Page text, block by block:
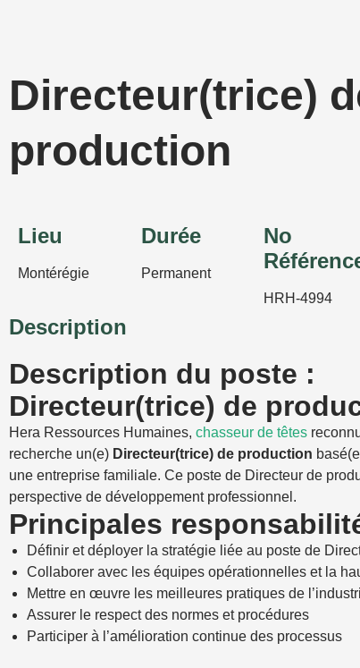
Directeur(trice)
production
Lieu
Montérégie
Durée
Permanent
No
HRH-4994
Description
Description du poste :
Directeur(trice) de
Hera Ressources Humaines, chasseur de têtes
recherche un(e) Directeur(trice) de production
une entreprise familiale. Ce poste de Directeur de
perspective de développement professionnel.
Principales
Définir et déployer la stratégie liée au poste de
Collaborer avec les équipes opérationnelles et la
Mettre en œuvre les meilleures pratiques de
Assurer le respect des normes et procédures
Participer à l’amélioration continue des processus